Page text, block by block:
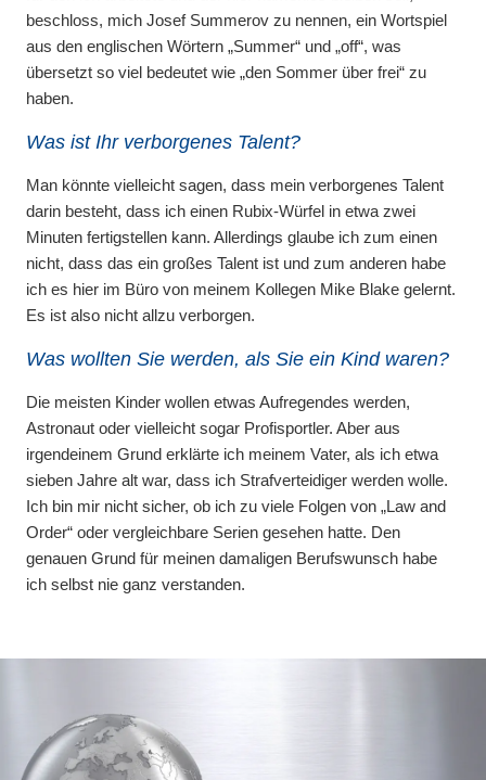
beschloss, mich Josef Summerov zu nennen, ein Wortspiel
aus den englischen Wörtern „Summer“ und „off“, was
übersetzt so viel bedeutet wie „den Sommer über frei“ zu
haben.
Was ist Ihr verborgenes Talent?
Man könnte vielleicht sagen, dass mein verborgenes Talent
darin besteht, dass ich einen Rubix-Würfel in etwa zwei
Minuten fertigstellen kann. Allerdings glaube ich zum einen
nicht, dass das ein großes Talent ist und zum anderen habe
ich es hier im Büro von meinem Kollegen Mike Blake gelernt.
Es ist also nicht allzu verborgen.
Was wollten Sie werden, als Sie ein Kind waren?
Die meisten Kinder wollen etwas Aufregendes werden,
Astronaut oder vielleicht sogar Profisportler. Aber aus
irgendeinem Grund erklärte ich meinem Vater, als ich etwa
sieben Jahre alt war, dass ich Strafverteidiger werden wolle.
Ich bin mir nicht sicher, ob ich zu viele Folgen von „Law and
Order“ oder vergleichbare Serien gesehen hatte. Den
genauen Grund für meinen damaligen Berufswunsch habe
ich selbst nie ganz verstanden.